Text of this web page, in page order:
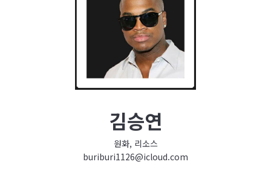
김승연
원화, 리소스
buriburi1126@icloud.com